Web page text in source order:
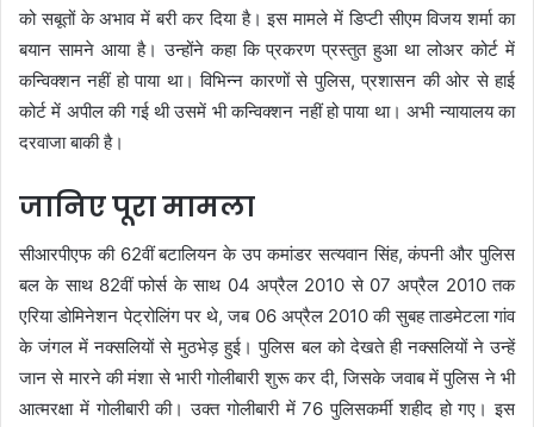
को सबूतों के अभाव में बरी कर दिया है। इस मामले में डिप्टी सीएम विजय शर्मा का
बयान सामने आया है। उन्होंने कहा कि प्रकरण प्रस्तुत हुआ था लोअर कोर्ट में
कन्विक्शन नहीं हो पाया था। विभिन्न कारणों से पुलिस, प्रशासन की ओर से हाई
कोर्ट में अपील की गई थी उसमें भी कन्विक्शन नहीं हो पाया था। अभी न्यायालय का
दरवाजा बाकी है।
जानिए पूरा मामला
सीआरपीएफ की 62वीं बटालियन के उप कमांडर सत्यवान सिंह, कंपनी और पुलिस
बल के साथ 82वीं फोर्स के साथ 04 अप्रैल 2010 से 07 अप्रैल 2010 तक
एरिया डोमिनेशन पेट्रोलिंग पर थे, जब 06 अप्रैल 2010 की सुबह ताडमेटला गांव
के जंगल में नक्सलियों से मुठभेड़ हुई। पुलिस बल को देखते ही नक्सलियों ने उन्हें
जान से मारने की मंशा से भारी गोलीबारी शुरू कर दी, जिसके जवाब में पुलिस ने भी
आत्मरक्षा में गोलीबारी की। उक्त गोलीबारी में 76 पुलिसकर्मी शहीद हो गए। इस